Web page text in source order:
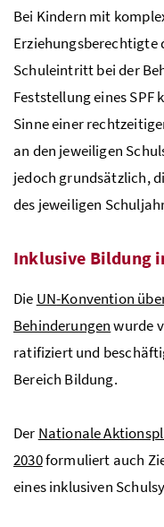
Bei Kindern mit
Erziehungsberechtigte
Schuleintritt bei der
Feststellung einesSPF
Sinne einer
an den jeweiligen
jedoch grundsätzlich,
des jeweiligen
Inklusive Bildung
Die UN-Konvention
Behinderungenwurde
ratifiziert und
Bereich Bildung.
Der Nationale
2030formuliert auch
eines inklusiven